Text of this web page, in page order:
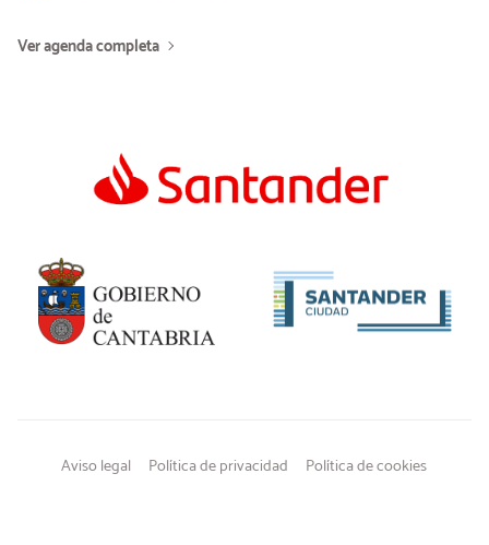
Ver agenda completa
Aviso legal Política de privacidad Política de cookies